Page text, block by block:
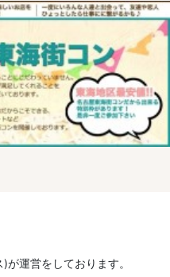
運営をしております。